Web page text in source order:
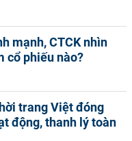
mạnh, CTCK nhìn
cổ phiếu nào?
trang Việt đóng
động, thanh lý toàn